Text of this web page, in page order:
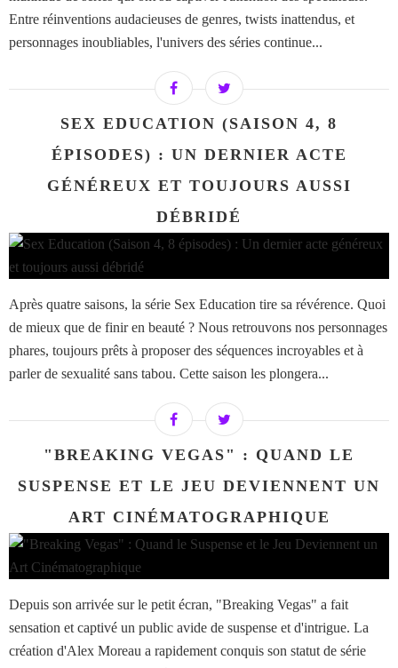
Entre réinventions audacieuses de genres, twists inattendus, et
personnages inoubliables, l'univers des séries continue...
SEX EDUCATION (SAISON 4, 8
ÉPISODES) : UN DERNIER ACTE
GÉNÉREUX ET TOUJOURS AUSSI
DÉBRIDÉ
Après quatre saisons, la série Sex Education tire sa révérence. Quoi
de mieux que de finir en beauté ? Nous retrouvons nos personnages
phares, toujours prêts à proposer des séquences incroyables et à
parler de sexualité sans tabou. Cette saison les plongera...
"BREAKING VEGAS" : QUAND LE
SUSPENSE ET LE JEU DEVIENNENT UN
ART CINÉMATOGRAPHIQUE
Depuis son arrivée sur le petit écran, "Breaking Vegas" a fait
sensation et captivé un public avide de suspense et d'intrigue. La
création d'Alex Moreau a rapidement conquis son statut de série